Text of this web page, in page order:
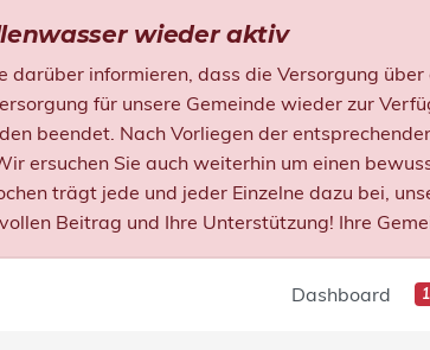
wieder aktiv
darüber informieren, dass die Versorgung
für unsere Gemeinde wieder zur
beendet. Nach Vorliegen der
ersuchen Sie auch weiterhin um einen
trägt jede und jeder Einzelne dazu bei,
Beitrag und Ihre Unterstützung! Ihre
Dashboard 1